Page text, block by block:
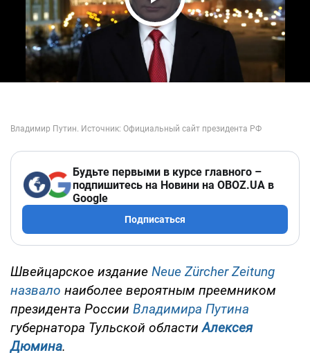
Play Video
Будьте первыми в курсе главного –
подпишитесь на Новини на OBOZ.UA в
Google
Подписаться
Швейцарское издание Neue Zürcher Zeitung
назвало наиболее вероятным преемником
президента России Владимира Путина
губернатора Тульской областиАлексея
Дюмина.